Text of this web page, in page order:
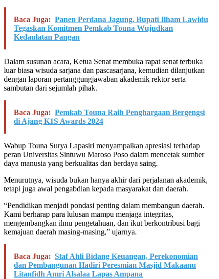
Baca Juga: Panen Perdana Jagung, Bupati Ilham Lawidu
Tegaskan Komitmen Pemkab Touna Wujudkan
Kedaulatan Pangan
Dalam susunan acara, Ketua Senat membuka rapat senat terbuka
luar biasa wisuda sarjana dan pascasarjana, kemudian dilanjutkan
dengan laporan pertanggungjawaban akademik rektor serta
sambutan dari sejumlah pihak.
Baca Juga: Pemkab Touna Raih Penghargaan Bergengsi
di Ajang K1S Awards 2024
Wabup Touna Surya Lapasiri menyampaikan apresiasi terhadap
peran Universitas Sintuwu Maroso Poso dalam mencetak sumber
daya manusia yang berkualitas dan berdaya saing.
Menurutnya, wisuda bukan hanya akhir dari perjalanan akademik,
tetapi juga awal pengabdian kepada masyarakat dan daerah.
“Pendidikan menjadi pondasi penting dalam membangun daerah.
Kami berharap para lulusan mampu menjaga integritas,
mengembangkan ilmu pengetahuan, dan ikut berkontribusi bagi
kemajuan daerah masing-masing,” ujarnya.
Baca Juga: Staf Ahli Bidang Keuangan, Perekonomian
dan Pembangunan Hadiri Peresmian Masjid Makaanu
Litanfidh Amri Alsalaa Lapas Ampana